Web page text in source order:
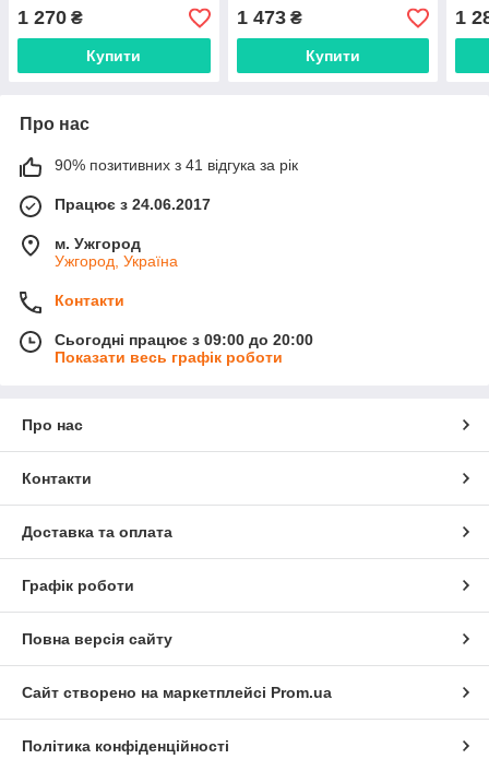
1 270 ₴
Купити
1 473₴
Купити
1
Про нас
90% позитивних з 41 відгука за рік
Працює з 24.06.2017
м. Ужгород
Ужгород, Україна
Контакти
Сьогодні працює з 09:00 до 20:00
Показати весь графік роботи
Про нас
Контакти
Доставка та оплата
Графік роботи
Повна версія сайту
Сайт створено на маркетплейсі Prom.ua
Політика конфіденційності